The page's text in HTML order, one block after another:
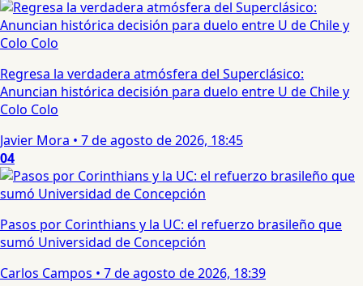
Regresa la verdadera atmósfera del Superclásico:
Anuncian histórica decisión para duelo entre U de Chile y
Colo Colo
Javier Mora • 7 de agosto de 2026, 18:45
04
Pasos por Corinthians y la UC: el refuerzo brasileño que
sumó Universidad de Concepción
Carlos Campos • 7 de agosto de 2026, 18:39